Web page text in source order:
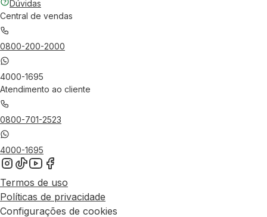
Dúvidas
Central de vendas
0800-200-2000
4000-1695
Atendimento ao cliente
0800-701-2523
4000-1695
Termos de uso
Políticas de privacidade
Configurações de cookies